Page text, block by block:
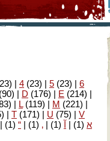
| 4 (23) | 5 (23) | 6
(90) | D (176) | E (214) |
| L(119) | M (221) |
| T (171) | U (75) | V
א (1)
| آ (1)
|
‚
(1)
|
“
(1)
|